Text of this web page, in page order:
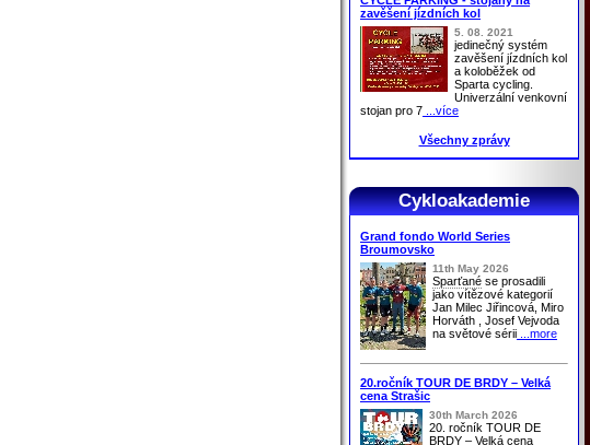
zavěšení jízdních kol
5. 08. 2021
jedinečný systém
zavěšení jízdních kol
a koloběžek od
Sparta cycling.
Univerzální venkovní
stojan pro 7 ...více
Všechny zprávy
Cykloakademie
Grand fondo World Series
Broumovsko
11th May 2026
Sparťané se prosadili
jako vítězové kategorií
Jan Milec Jiřincová, Miro
Horváth , Josef Vejvoda
na světové sérii ...more
20.ročník TOUR DE BRDY – Velká
cena Strašic
30th March 2026
20. ročník TOUR DE
BRDY – Velká cena